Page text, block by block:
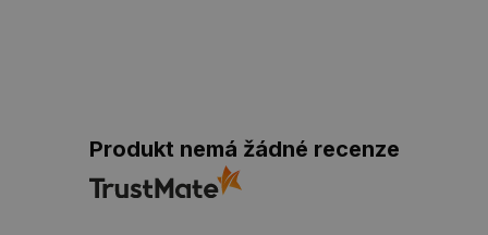
Produkt nemá žádné recenze